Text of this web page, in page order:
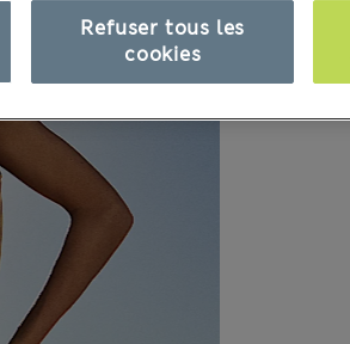
Refuser tous les
cookies